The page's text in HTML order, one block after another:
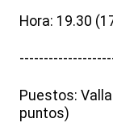
Hora: 19.30
Puestos:
puntos)